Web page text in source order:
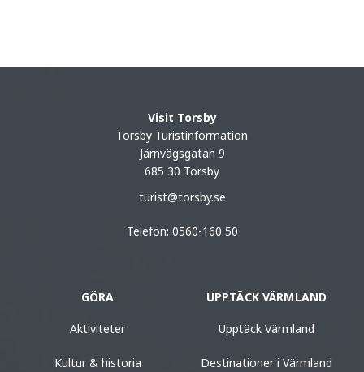
Visit Torsby
Torsby Turistinformation
Järnvägsgatan 9
685 30 Torsby
turist@torsby.se
Telefon: 0560-160 50
GÖRA
Aktiviteter
Kultur & historia
UPPTÄCK VÄRMLAND
Upptäck Värmland
Destinationer i Värmland